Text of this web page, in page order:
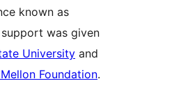
known as
support was given
University and
Foundation.